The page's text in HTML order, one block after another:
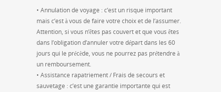
• Annulation de voyage : c’est un risque important
mais c’est à vous de faire votre choix et de l’assumer.
Attention, si vous n’êtes pas couvert et que vous êtes
dans l’obligation d’annuler votre départ dans les 60
jours qui le précède, vous ne pourrez pas prétendre à
un remboursement.
• Assistance rapatriement / Frais de secours et
sauvetage : c’est une garantie importante qui est